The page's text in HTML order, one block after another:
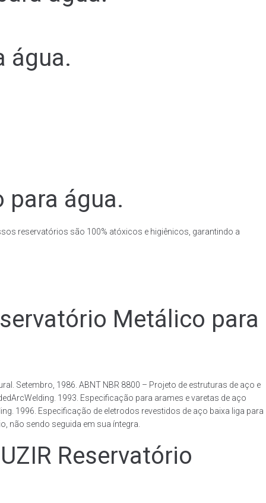
água.
para água.
reservatórios são 100% atóxicos e higiênicos, garantindo a
Metálico para
Setembro, 1986. ABNT NBR 8800 – Projeto de estruturas de aço e
1993. Especificação para arames e varetas de aço
1996. Especificação de eletrodos revestidos de aço baixa liga para
não sendo seguida em sua íntegra.
Reservatório